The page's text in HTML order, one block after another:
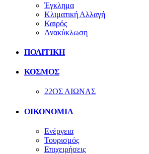
Έγκλημα
Κλιματική Αλλαγή
Καιρός
Ανακύκλωση
ΠΟΛΙΤΙΚΗ
ΚΟΣΜΟΣ
22ΟΣ ΑΙΩΝΑΣ
ΟΙΚΟΝΟΜΙΑ
Ενέργεια
Τουρισμός
Επιχειρήσεις